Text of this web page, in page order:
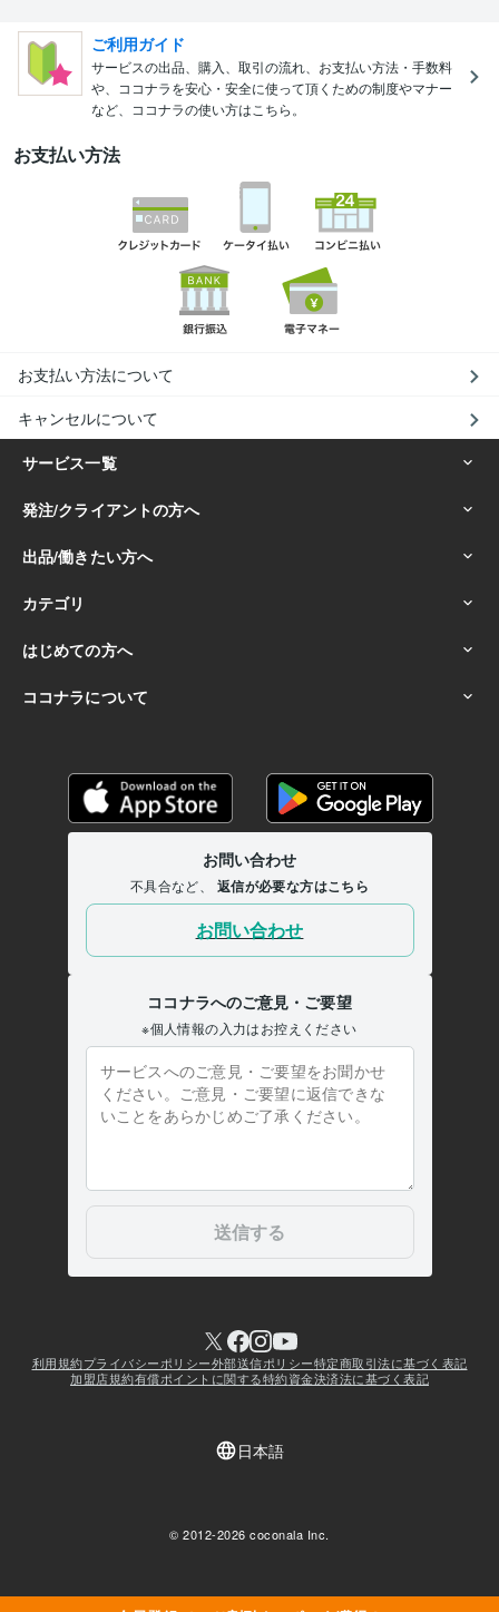
ご利用ガイド
サービスの出品、購入、取引の流れ、お支払い方法・手数料
や、ココナラを安心・安全に使って頂くための制度やマナー
など、ココナラの使い方はこちら。
お支払い方法
お支払い方法について
キャンセルについて